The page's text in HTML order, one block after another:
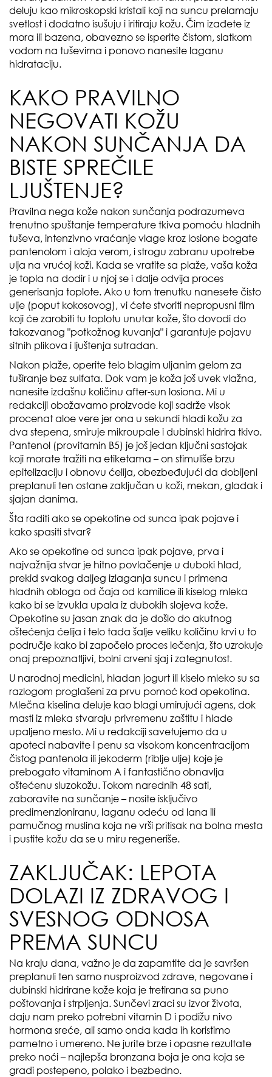
deluju kao mikroskopski kristali koji na suncu prelamaju
svetlost i dodatno isušuju i iritiraju kožu. Čim izađete iz
mora ili bazena, obavezno se isperite čistom, slatkom
vodom na tuševima i ponovo nanesite laganu
hidrataciju.
KAKO PRAVILNO
NEGOVATI KOŽU
NAKON SUNČANJA DA
BISTE SPREČILE
LJUŠTENJE?
Pravilna nega kože nakon sunčanja podrazumeva
trenutno spuštanje temperature tkiva pomoću hladnih
tuševa, intenzivno vraćanje vlage kroz losione bogate
pantenolom i aloja verom, i strogu zabranu upotrebe
ulja na vrućoj koži. Kada se vratite sa plaže, vaša koža
je topla na dodir i u njoj se i dalje odvija proces
generisanja toplote. Ako u tom trenutku nanesete čisto
ulje (poput kokosovog), vi ćete stvoriti nepropusni film
koji će zarobiti tu toplotu unutar kože, što dovodi do
takozvanog "potkožnog kuvanja" i garantuje pojavu
sitnih plikova i ljuštenja sutradan.
Nakon plaže, operite telo blagim uljanim gelom za
tuširanje bez sulfata. Dok vam je koža još uvek vlažna,
nanesite izdašnu količinu after-sun losiona. Mi u
redakciji obožavamo proizvode koji sadrže visok
procenat aloe vere jer ona u sekundi hladi kožu za
dva stepena, smiruje mikroupale i dubinski hidrira tkivo.
Pantenol (provitamin B5) je još jedan ključni sastojak
koji morate tražiti na etiketama – on stimuliše brzu
epitelizaciju i obnovu ćelija, obezbeđujući da dobijeni
preplanuli ten ostane zaključan u koži, mekan, gladak i
sjajan danima.
Šta raditi ako se opekotine od sunca ipak pojave i
kako spasiti stvar?
Ako se opekotine od sunca ipak pojave, prva i
najvažnija stvar je hitno povlačenje u duboki hlad,
prekid svakog daljeg izlaganja suncu i primena
hladnih obloga od čaja od kamilice ili kiselog mleka
kako bi se izvukla upala iz dubokih slojeva kože.
Opekotine su jasan znak da je došlo do akutnog
oštećenja ćelija i telo tada šalje veliku količinu krvi u to
područje kako bi započelo proces lečenja, što uzrokuje
onaj prepoznatljivi, bolni crveni sjaj i zategnutost.
U narodnoj medicini, hladan jogurt ili kiselo mleko su sa
razlogom proglašeni za prvu pomoć kod opekotina.
Mlečna kiselina deluje kao blagi umirujući agens, dok
masti iz mleka stvaraju privremenu zaštitu i hlade
upaljeno mesto. Mi u redakciji savetujemo da u
apoteci nabavite i penu sa visokom koncentracijom
čistog pantenola ili jekoderm (riblje ulje) koje je
prebogato vitaminom A i fantastično obnavlja
oštećenu sluzokožu. Tokom narednih 48 sati,
zaboravite na sunčanje – nosite isključivo
predimenzioniranu, laganu odeću od lana ili
pamučnog muslina koja ne vrši pritisak na bolna mesta
i pustite kožu da se u miru regeneriše.
ZAKLJUČAK: LEPOTA
DOLAZI IZ ZDRAVOG I
SVESNOG ODNOSA
PREMA SUNCU
Na kraju dana, važno je da zapamtite da je savršen
preplanuli ten samo nusproizvod zdrave, negovane i
dubinski hidrirane kože koja je tretirana sa puno
poštovanja i strpljenja. Sunčevi zraci su izvor života,
daju nam preko potrebni vitamin D i podižu nivo
hormona sreće, ali samo onda kada ih koristimo
pametno i umereno. Ne jurite brze i opasne rezultate
preko noći – najlepša bronzana boja je ona koja se
gradi postepeno, polako i bezbedno.